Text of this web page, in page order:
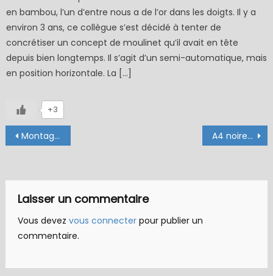
en bambou, l’un d’entre nous a de l’or dans les doigts. Il y a
environ 3 ans, ce collègue s’est décidé à tenter de
concrétiser un concept de moulinet qu’il avait en tête
depuis bien longtemps. Il s’agit d’un semi-automatique, mais
en position horizontale. La […]
+3
Navigation
de
Montages avancés de Heron33 A4 noire spéciale lacs des P.O. (Jü – échange 01-03/23)
Laisser un commentaire
Vous devez vous connecterpour publier un
commentaire.